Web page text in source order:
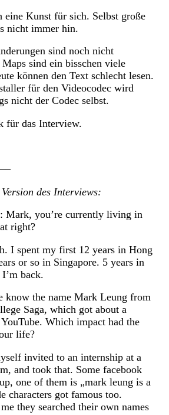
eine Kunst für sich. Selbst große
nicht immer hin.
sind noch nicht
sind ein bisschen viele
können den Text schlecht lesen.
für den Videocodec wird
nicht der Codec selbst.
für das Interview.
des Interviews:
: Mark, you’re currently living in
right?
I spent my first 12 years in Hong
or so in Singapore. 5 years in
back.
know the name Mark Leung from
Saga, which got about a
Which impact had the
life?
invited to an internship at a
and took that. Some facebook
one of them is „mark leung is a
characters got famous too.
they searched their own names